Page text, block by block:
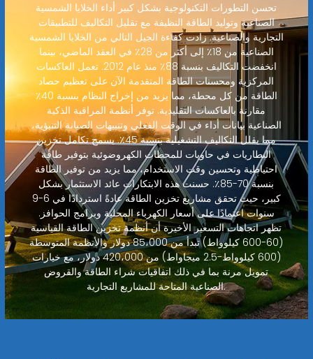
تحسن التطورات التكنولوجية بشكل كبير أداء الخلايا الشمسية
الصناعية وتوليد الطاقة النظيفة مع تقليل التكاليف للتطبيقات
التجارية والصناعية. زادت كفاءة الجيل التالي من الخلايا الشمسية
الصناعية من 18٪ إلى أكثر من 28٪ في العقد الماضي، بينما
انخفضت التكاليف بنسبة 88٪ منذ عام 2012. تعمل العاكسات
المركزية ومحسنات الطاقة المتقدمة الآن على تعظيم حصاد
الطاقة من كل محطة، مما يزيد من إخراج النظام بنسبة 40٪
مقارنة بالعاكسات التقليدية. توفر أنظمة المراقبة الذكية
الصناعية بيانات أداء في الوقت الفعلي وتنبيهات الصيانة التنبؤية،
مما يقلل التكاليف التشغيلية بنسبة 45٪. يسمح تكامل تخزين
البطاريات في حاويات للمحطات الكهروضوئية بتوفير طاقة
احتياطية وتحسين وقت الاستخدام، مما يزيد من توفير الطاقة
بنسبة 70-85٪. حسنت هذه الابتكارات عائد الاستثمار بشكل
كبير، حيث تحقق مشاريع تخزين الطاقة عادةً استردادًا في 6-9
سنوات اعتمادًا على أسعار الكهرباء المحلية وبرامج الحوافز.
تظهر اتجاهات التسعير الأخيرة أن أنظمة تخزين الطاقة القياسية
(60-600 كيلوواط) تبدأ من 85،000 دولار والأنظمة المتوسطة
(600 كيلوواط-2.5 ميجاواط) من 420،000 دولار، مع خيارات
تمويل مرنة بما في ذلك اتفاقيات شراء الطاقة والقروض
الصناعية المتاحة للمشاريع التجارية.